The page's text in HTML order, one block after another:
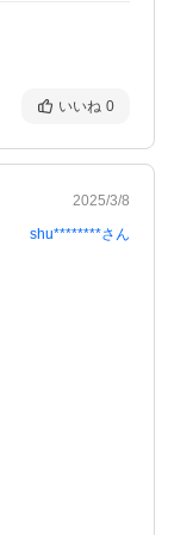
いいね 0
2025/3/8
shu********さん